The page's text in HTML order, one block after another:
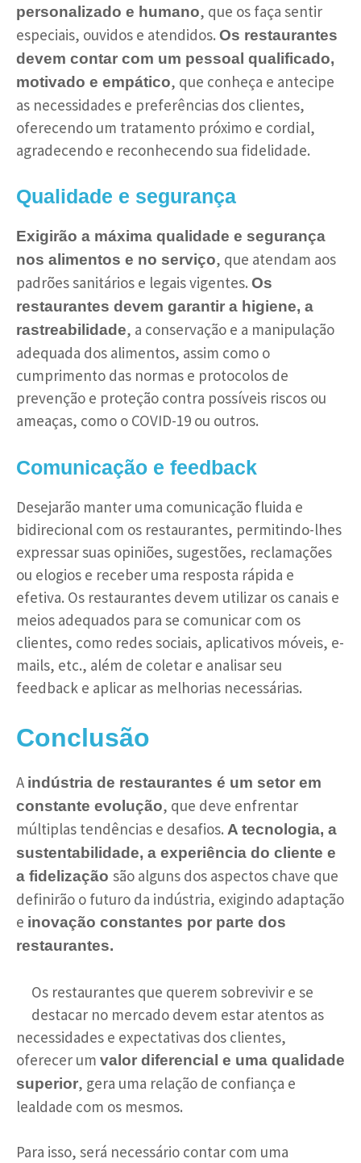
personalizado e humano, que os faça sentir
especiais, ouvidos e atendidos. Os restaurantes
devem contar com um pessoal qualificado,
motivado e empático, que conheça e antecipe
as necessidades e preferências dos clientes,
oferecendo um tratamento próximo e cordial,
agradecendo e reconhecendo sua fidelidade.
Qualidade e segurança
Exigirão a máxima qualidade e segurança
nos alimentos e no serviço, que atendam aos
padrões sanitários e legais vigentes. Os
restaurantes devem garantir a higiene, a
rastreabilidade, a conservação e a manipulação
adequada dos alimentos, assim como o
cumprimento das normas e protocolos de
prevenção e proteção contra possíveis riscos ou
ameaças, como o COVID-19 ou outros.
Comunicação e feedback
Desejarão manter uma comunicação fluida e
bidirecional com os restaurantes, permitindo-lhes
expressar suas opiniões, sugestões, reclamações
ou elogios e receber uma resposta rápida e
efetiva. Os restaurantes devem utilizar os canais e
meios adequados para se comunicar com os
clientes, como redes sociais, aplicativos móveis, e-
mails, etc., além de coletar e analisar seu
feedback e aplicar as melhorias necessárias.
Conclusão
A indústria de restaurantes é um setor em
constante evolução, que deve enfrentar
múltiplas tendências e desafios. A tecnologia, a
sustentabilidade, a experiência do cliente e
a fidelização são alguns dos aspectos chave que
definirão o futuro da indústria, exigindo adaptação
e inovação constantes por parte dos
restaurantes.
Os restaurantes que querem sobrevivir e se
destacar no mercado devem estar atentos as
necessidades e expectativas dos clientes,
oferecer um valor diferencial e uma qualidade
superior, gera uma relação de confiança e
lealdade com os mesmos.
Para isso, será necessário contar com uma